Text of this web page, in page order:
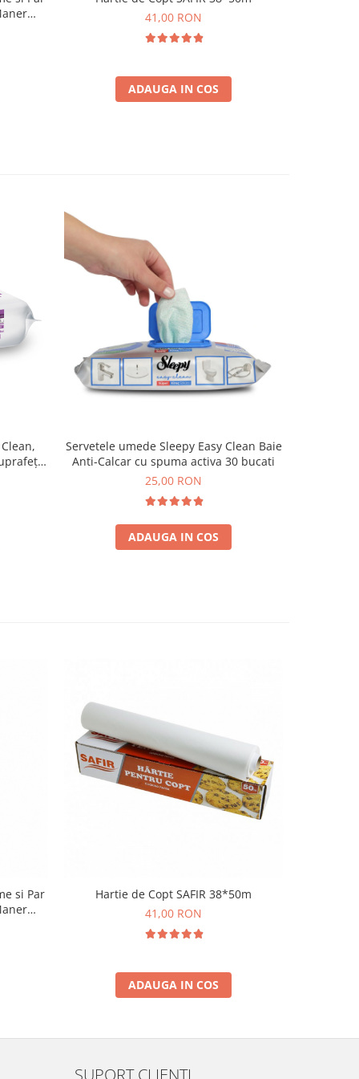
41,00 RON
ADAUGA IN COS
Servetele umede Sleepy Easy Clean Baie
Anti-Calcar cu spuma activa 30 bucati
25,00 RON
ADAUGA IN COS
si Par
Hartie de Copt SAFIR 38*50m
41,00 RON
ADAUGA IN COS
SUPORT CLIENTI